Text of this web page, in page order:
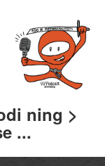
ning >
...